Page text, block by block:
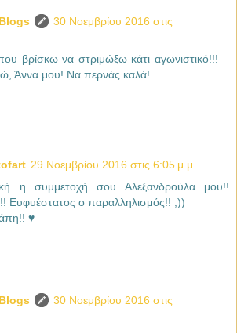
30 Νοεμβρίου 2016 στις
βρίσκω να στριμώξω κάτι αγωνιστικό!!!
Άννα μου! Να περνάς καλά!
29 Νοεμβρίου 2016 στις 6:05 μ.μ.
η συμμετοχή σου Αλεξανδρούλα μου!!
Ευφυέστατος ο παραλληλισμός!! ;))
♥
30 Νοεμβρίου 2016 στις